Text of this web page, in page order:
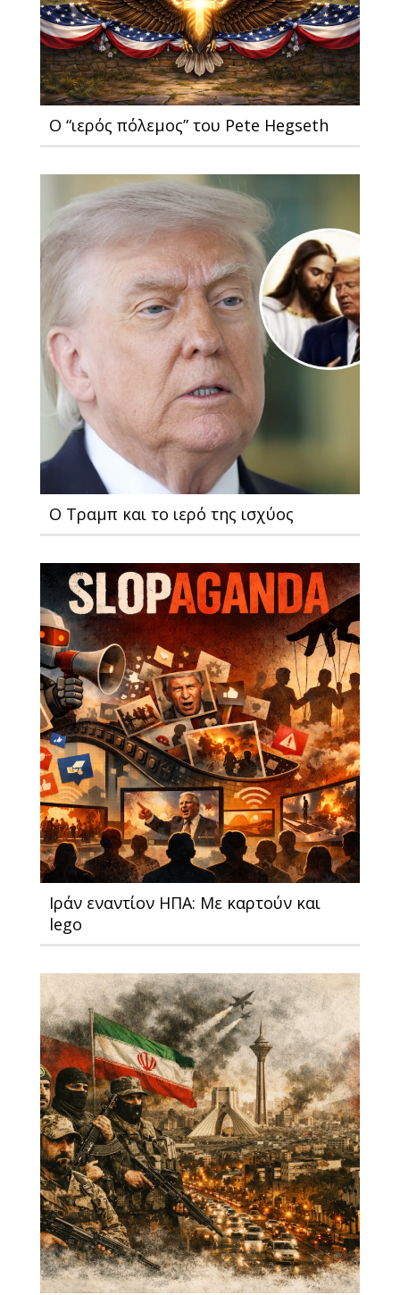
Ο “ιερός πόλεμος” του Pete Hegseth
Ο Τραμπ και το ιερό της ισχύος
Ιράν εναντίον ΗΠΑ: Με καρτούν και
lego